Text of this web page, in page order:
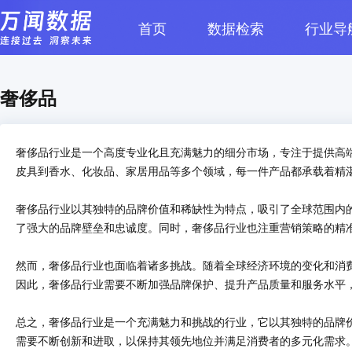
首页 数据检索
行业导
行业概述
市场规模 竞争格局
奢侈品
奢侈品行业是一个高度专业化且充满魅力的细分市场，专注于提供
皮具到香水、化妆品、家居用品等多个领域，每一件产品都承载着
奢侈品行业以其独特的品牌价值和稀缺性为特点，吸引了全球范围
了强大的品牌壁垒和忠诚度。同时，奢侈品行业也注重营销策略的
然而，奢侈品行业也面临着诸多挑战。随着全球经济环境的变化和
因此，奢侈品行业需要不断加强品牌保护、提升产品质量和服务水
总之，奢侈品行业是一个充满魅力和挑战的行业，它以其独特的品
需要不断创新和进取，以保持其领先地位并满足消费者的多元化需求